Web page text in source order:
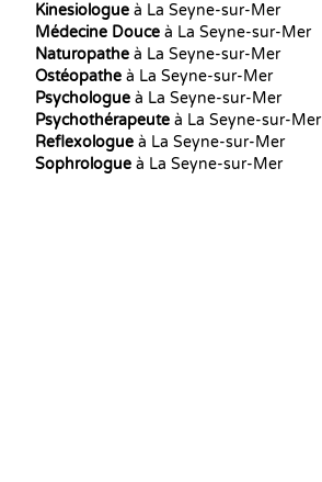
Kinesiologue à La Seyne-sur-Mer
Médecine Douce à La Seyne-sur-Mer
Naturopathe à La Seyne-sur-Mer
Ostéopathe à La Seyne-sur-Mer
Psychologue à La Seyne-sur-Mer
Psychothérapeute à La Seyne-sur-Mer
Reflexologue à La Seyne-sur-Mer
Sophrologue à La Seyne-sur-Mer